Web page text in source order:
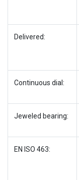
Delivered:
Continuous dial:
Jeweled bearing:
EN ISO 463: